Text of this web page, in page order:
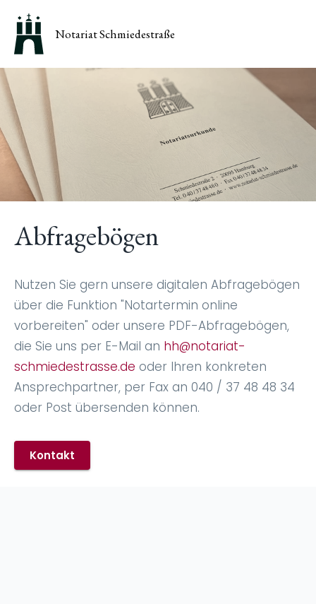
Notariat Schmiedestraße
Abfragebögen
Nutzen Sie gern unsere digitalen Abfragebögen
über die Funktion "Notartermin online
vorbereiten" oder unsere PDF-Abfragebögen,
die Sie uns per E-Mail an hh@notariat-
schmiedestrasse.de oder Ihren konkreten
Ansprechpartner, per Fax an 040 / 37 48 48 34
oder Post übersenden können.
Kontakt